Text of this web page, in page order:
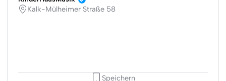
Kalk-Mülheimer Straße 58
Speichern